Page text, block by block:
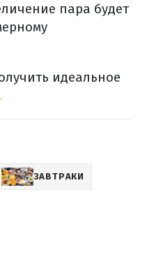
пара будет
идеальное
ЗАВТРАКИ